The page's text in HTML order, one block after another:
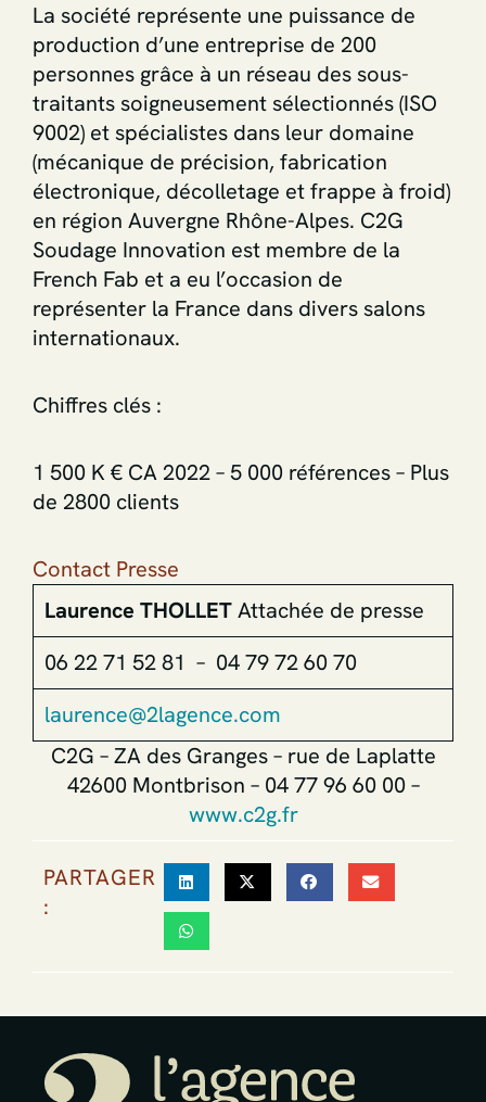
La société représente une puissance de
production d’une entreprise de 200
personnes grâce à un réseau des sous-
traitants soigneusement sélectionnés (ISO
9002) et spécialistes dans leur domaine
(mécanique de précision, fabrication
électronique, décolletage et frappe à froid)
en région Auvergne Rhône-Alpes. C2G
Soudage Innovation est membre de la
French Fab et a eu l’occasion de
représenter la France dans divers salons
internationaux.
Chiffres clés :
1 500 K € CA 2022 – 5 000 références – Plus
de 2800 clients
Contact Presse
Laurence THOLLETAttachée de presse
06 22 71 52 81 – 04 79 72 60 70
laurence@2lagence.com
C2G – ZA des Granges – rue de Laplatte
42600 Montbrison – 04 77 96 60 00 –
www.c2g.fr
PARTAGER
: